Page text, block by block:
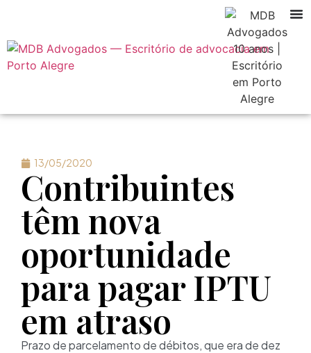
13/05/2020
Contribuintes
têm nova
oportunidade
para pagar IPTU
em atraso
Prazo de parcelamento de débitos, que era de dez